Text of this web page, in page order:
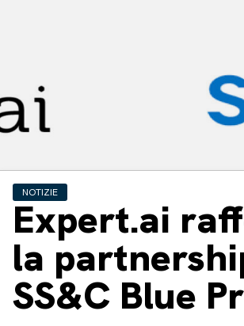
NOTIZIE
Expert.ai
la
SS&C Blue